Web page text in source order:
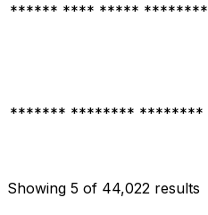
****** **** ***** ********
******* ******** ********
Showing 5 of 44,022 results